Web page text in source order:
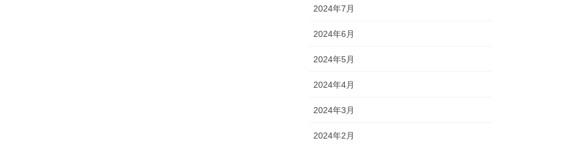
2024年7月
2024年6月
2024年5月
2024年4月
2024年3月
2024年2月